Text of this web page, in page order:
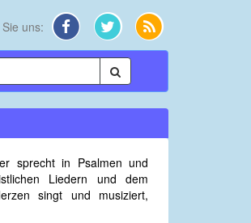
uns:
sprecht in Psalmen und
Liedern und dem
singt und musiziert,